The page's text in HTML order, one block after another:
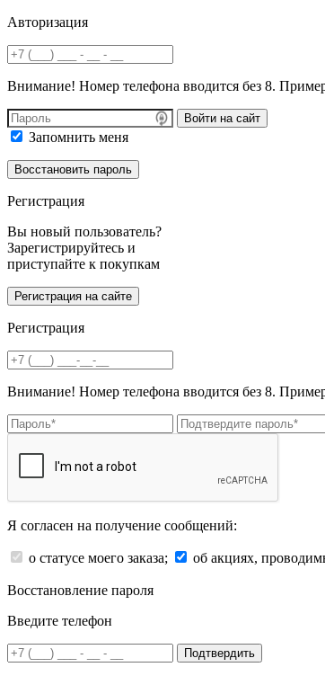
Авторизация
Внимание! Номер телефона вводится без 8.
Войти на сайт
Запомнить меня
Регистрация
Вы новый пользователь?
Зарегистрируйтесь и
приступайте к покупкам
Регистрация
Внимание! Номер телефона вводится без 8.
Я согласен на получение сообщений:
о статусе моего заказа; об акциях,
Восстановление пароля
Введите телефон
Подтвердить